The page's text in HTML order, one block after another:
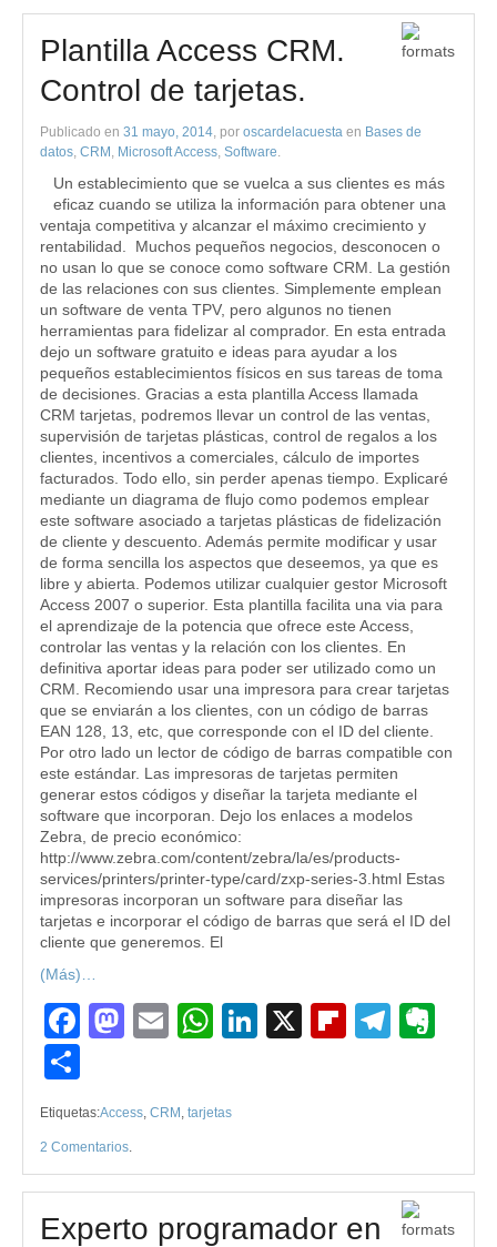
Plantilla Access CRM.
Control de tarjetas.
Publicado en 31 mayo, 2014, por oscardelacuesta en Bases de
datos, CRM , Microsoft Access, Software.
Un establecimiento que se vuelca a sus clientes es más
eficaz cuando se utiliza la información para obtener una
ventaja competitiva y alcanzar el máximo crecimiento y
rentabilidad. Muchos pequeños negocios, desconocen o
no usan lo que se conoce como software CRM. La gestión
de las relaciones con sus clientes. Simplemente emplean
un software de venta TPV, pero algunos no tienen
herramientas para fidelizar al comprador. En esta entrada
dejo un software gratuito e ideas para ayudar a los
pequeños establecimientos físicos en sus tareas de toma
de decisiones. Gracias a esta plantilla Access llamada
CRM tarjetas, podremos llevar un control de las ventas,
supervisión de tarjetas plásticas, control de regalos a los
clientes, incentivos a comerciales, cálculo de importes
facturados. Todo ello, sin perder apenas tiempo. Explicaré
mediante un diagrama de flujo como podemos emplear
este software asociado a tarjetas plásticas de fidelización
de cliente y descuento. Además permite modificar y usar
de forma sencilla los aspectos que deseemos, ya que es
libre y abierta. Podemos utilizar cualquier gestor Microsoft
Access 2007 o superior. Esta plantilla facilita una via para
el aprendizaje de la potencia que ofrece este Access,
controlar las ventas y la relación con los clientes. En
definitiva aportar ideas para poder ser utilizado como un
CRM. Recomiendo usar una impresora para crear tarjetas
que se enviarán a los clientes, con un código de barras
EAN 128, 13, etc, que corresponde con el ID del cliente.
Por otro lado un lector de código de barras compatible con
este estándar. Las impresoras de tarjetas permiten
generar estos códigos y diseñar la tarjeta mediante el
software que incorporan. Dejo los enlaces a modelos
Zebra, de precio económico:
http://www.zebra.com/content/zebra/la/es/products-
services/printers/printer-type/card/zxp-series-3.html Estas
impresoras incorporan un software para diseñar las
tarjetas e incorporar el código de barras que será el ID del
cliente que generemos. El
(Más)…
Facebook
Mastodon
EmailWhatsApp
LinkedIn
X Flipboard
Etiquetas:Access, CRM , tarjetas
2 Comentarios.
Experto programador en